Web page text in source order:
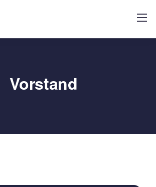
Vorstand